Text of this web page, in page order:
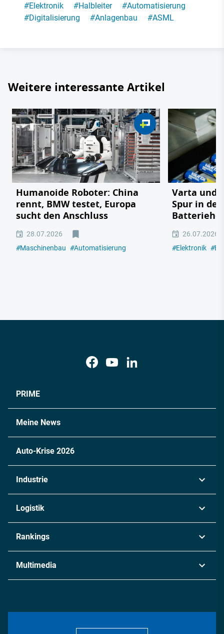
#Elektronik #Halbleiter #Automatisierung
#Digitalisierung #Anlagenbau #ASML
Weitere interessante Artikel
Humanoide Roboter: China
rennt, BMW testet, Europa
sucht den Anschluss
28.07.2026
#Maschinenbau #Automatisierung
Varta und
Spur in
26.07.2026
#Elektronik #
PRIME
Meine News
Auto-Krise 2026
Industrie
Chemie
Metall
Energie
Logistik
Rankings
Multimedia